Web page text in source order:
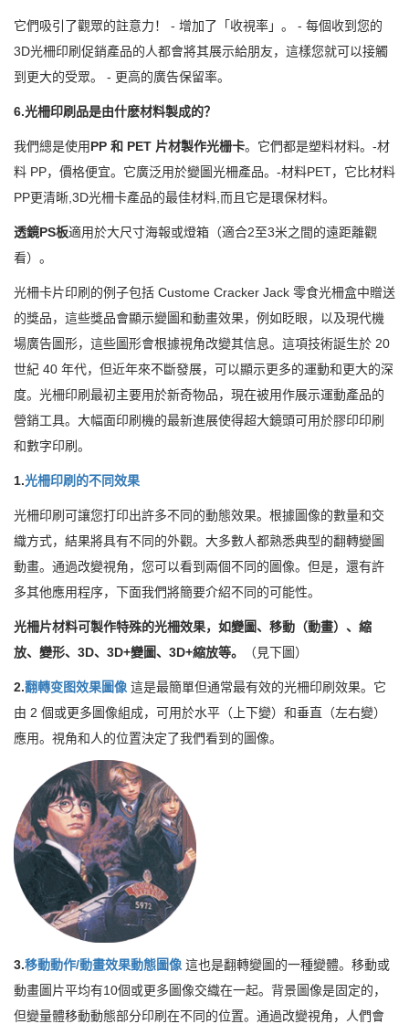
它們吸引了觀眾的註意力！ - 增加了「收視率」。 - 每個收到您的
3D光柵印刷促銷產品的人都會將其展示給朋友，這樣您就可以接觸
到更大的受眾。 - 更高的廣告保留率。
6.光柵印刷品是由什麽材料製成的？
我們總是使用PP 和 PET 片材製作光栅卡。它們都是塑料材料。-材
料 PP，價格便宜。它廣泛用於變圖光柵產品。-材料PET，它比材料
PP更清晰,3D光柵卡產品的最佳材料,而且它是環保材料。
透鏡PS板適用於大尺寸海報或燈箱（適合2至3米之間的遠距離觀
看）。
光柵卡片印刷的例子包括 Custome Cracker Jack 零食光柵盒中贈送
的獎品，這些獎品會顯示變圖和動畫效果，例如眨眼，以及現代機
場廣告圖形，這些圖形會根據視角改變其信息。這項技術誕生於 20
世紀 40 年代，但近年來不斷發展，可以顯示更多的運動和更大的深
度。光柵印刷最初主要用於新奇物品，現在被用作展示運動產品的
營銷工具。大幅面印刷機的最新進展使得超大鏡頭可用於膠印印刷
和數字印刷。
1.光柵印刷的不同效果
光柵印刷可讓您打印出許多不同的動態效果。根據圖像的數量和交
織方式，結果將具有不同的外觀。大多數人都熟悉典型的翻轉變圖
動畫。通過改變視角，您可以看到兩個不同的圖像。但是，還有許
多其他應用程序，下面我們將簡要介紹不同的可能性。
光柵片材料可製作特殊的光柵效果，如變圖、移動（動畫）、縮
放、變形、3D、3D+變圖、3D+縮放等。
（見下圖）
2.翻轉变图效果圖像 這是最簡單但通常最有效的光柵印刷效果。它
由 2 個或更多圖像組成，可用於水平（上下變）和垂直（左右變）
應用。視角和人的位置決定了我們看到的圖像。
3.移動動作/動畫效果動態圖像 這也是翻轉變圖的一種變體。移動或
動畫圖片平均有10個或更多圖像交織在一起。背景圖像是固定的，
但變量體移動動態部分印刷在不同的位置。通過改變視角，人們會